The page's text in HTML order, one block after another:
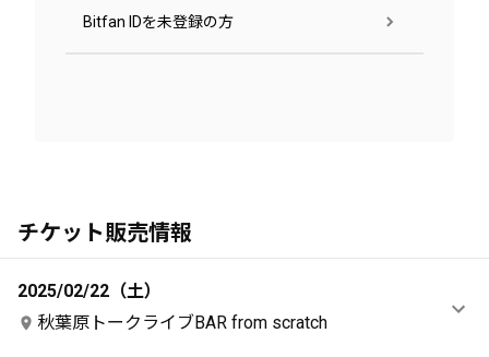
Bitfan IDを未登録の方
チケット販売情報
2025/02/22（土）
秋葉原トークライブBAR from scratch